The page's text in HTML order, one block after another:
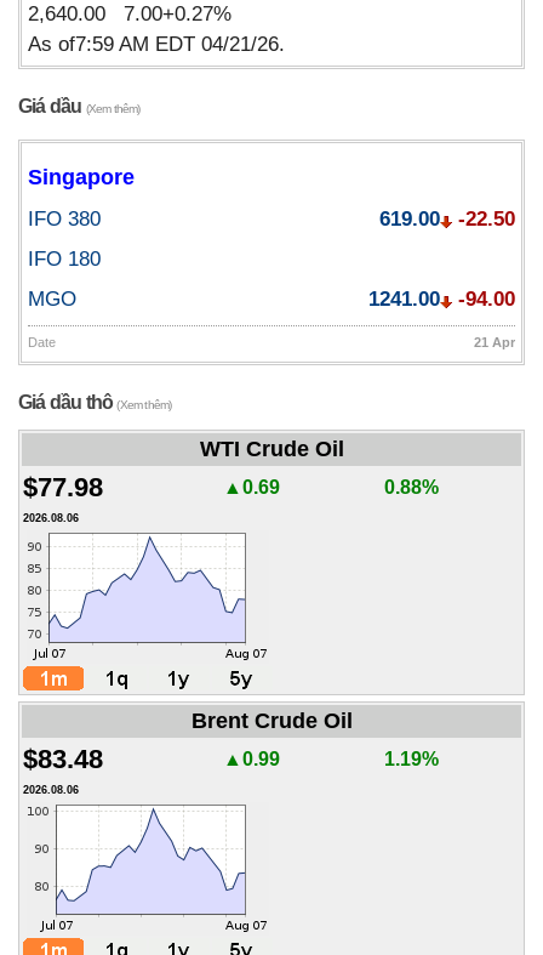
2,640.00 7.00+0.27%
As of7:59 AM EDT 04/21/26.
Giá dầu (Xem thêm)
Singapore
IFO 380 619.00
-22.50
IFO 180
MGO
1241.00 -94.00
Date 21 Apr
Giá dầu thô(Xem thêm)
WTI Crude Oil
$77.98 ▲0.69 0.88%
2026.08.06
Brent Crude Oil
$83.48 ▲0.99 1.19%
2026.08.06